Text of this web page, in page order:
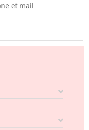
et mail